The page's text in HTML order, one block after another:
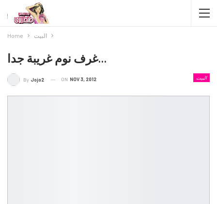
Home البيت
غرف نوم غريبة جدا…
البيت By Jojo2 ON NOV 3, 2012